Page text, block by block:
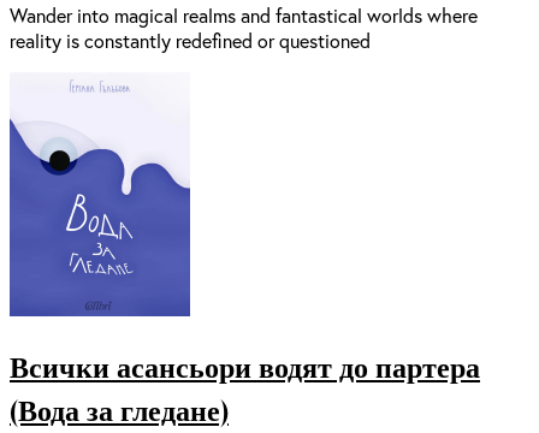
Wander into magical realms and fantastical worlds where
reality is constantly redefined or questioned
Всички асансьори водят до партера
(Вода за гледане)